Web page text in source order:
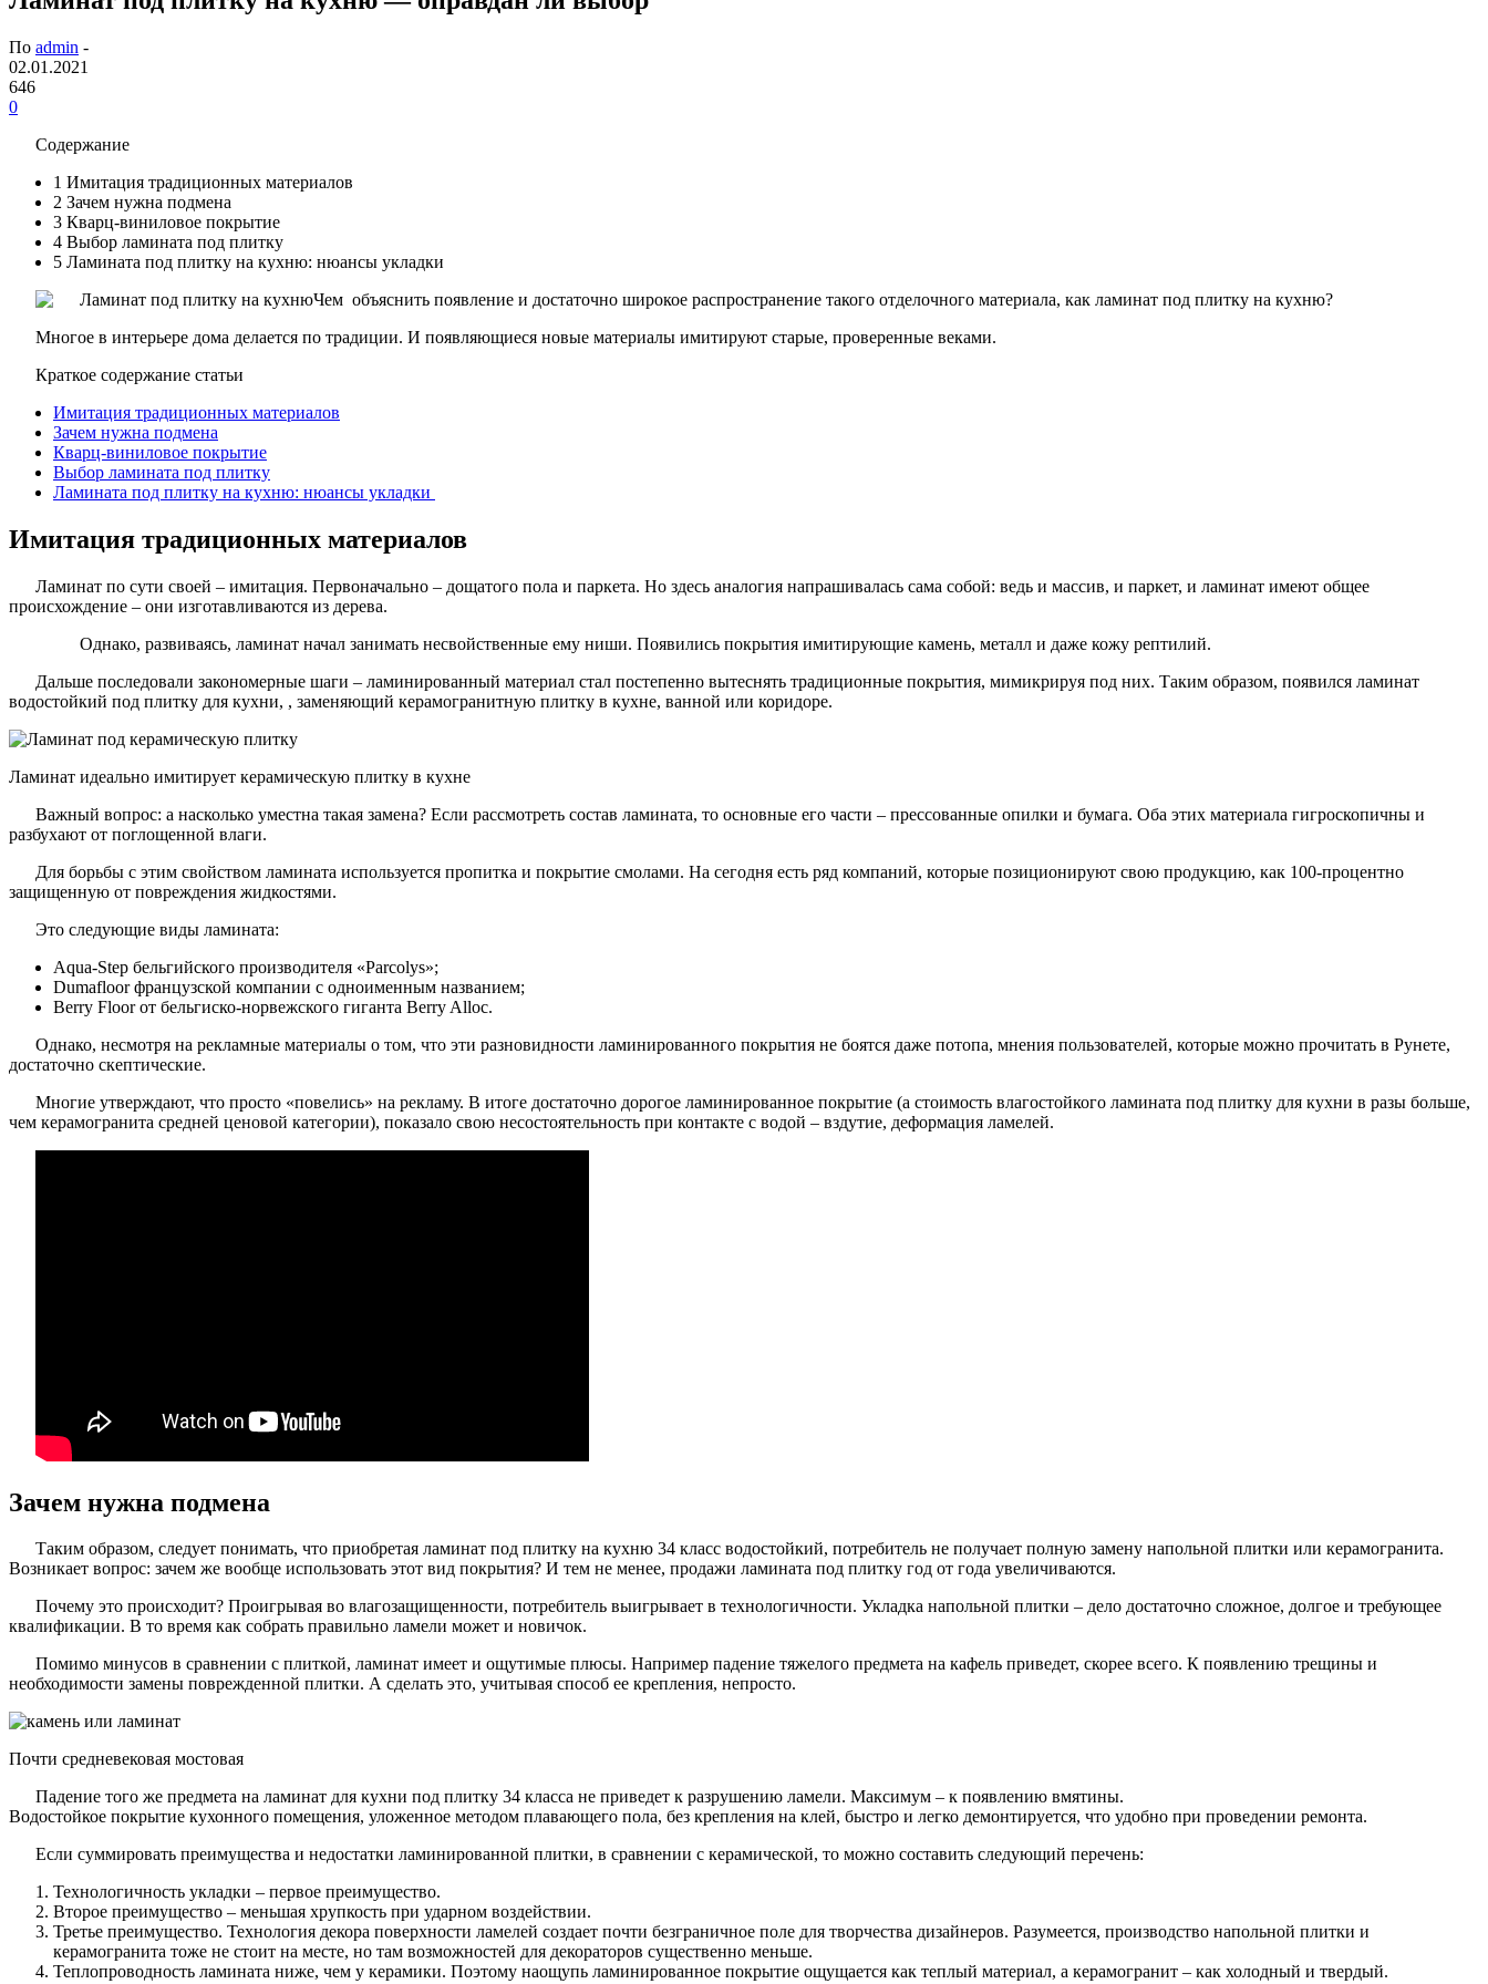
По admin -
02.01.2021
646
0
Содержание
1 Имитация традиционных материалов
2 Зачем нужна подмена
3 Кварц-виниловое покрытие
4 Выбор ламината под плитку
5 Ламината под плитку на кухню: нюансы укладки
Чем объяснить появление и достаточно широкое распространение такого отделочного материала, как ламинат под плитку на кухню?
Многое в интерьере дома делается по традиции. И появляющиеся новые материалы имитируют старые, проверенные веками.
Краткое содержание статьи
Имитация традиционных материалов
Зачем нужна подмена
Кварц-виниловое покрытие
Выбор ламината под плитку
Ламината под плитку на кухню: нюансы укладки
Имитация традиционных материалов
Ламинат по сути своей – имитация. Первоначально – дощатого пола и паркета. Но здесь аналогия напрашивалась сама собой: ведь и массив, и паркет, и ламинат имеют общее
происхождение – они изготавливаются из дерева.
Однако, развиваясь, ламинат начал занимать несвойственные ему ниши. Появились покрытия имитирующие камень, металл и даже кожу рептилий.
Дальше последовали закономерные шаги – ламинированный материал стал постепенно вытеснять традиционные покрытия, мимикрируя под них. Таким образом, появился ламинат
водостойкий под плитку для кухни, , заменяющий керамогранитную плитку в кухне, ванной или коридоре.
Ламинат идеально имитирует керамическую плитку в кухне
Важный вопрос: а насколько уместна такая замена? Если рассмотреть состав ламината, то основные его части – прессованные опилки и бумага. Оба этих материала гигроскопичны и
разбухают от поглощенной влаги.
Для борьбы с этим свойством ламината используется пропитка и покрытие смолами. На сегодня есть ряд компаний, которые позиционируют свою продукцию, как 100-процентно
защищенную от повреждения жидкостями.
Это следующие виды ламината:
Aqua-Step бельгийского производителя «Parcolys»;
Dumafloor французской компании с одноименным названием;
Berry Floor от бельгиско-норвежского гиганта Berry Alloc.
Однако, несмотря на рекламные материалы о том, что эти разновидности ламинированного покрытия не боятся даже потопа, мнения пользователей, которые можно прочитать в Рунете,
достаточно скептические.
Многие утверждают, что просто «повелись» на рекламу. В итоге достаточно дорогое ламинированное покрытие (а стоимость влагостойкого ламината под плитку для кухни в разы больше,
чем керамогранита средней ценовой категории), показало свою несостоятельность при контакте с водой – вздутие, деформация ламелей.
Зачем нужна подмена
Таким образом, следует понимать, что приобретая ламинат под плитку на кухню 34 класс водостойкий, потребитель не получает полную замену напольной плитки или керамогранита.
Возникает вопрос: зачем же вообще использовать этот вид покрытия? И тем не менее, продажи ламината под плитку год от года увеличиваются.
Почему это происходит? Проигрывая во влагозащищенности, потребитель выигрывает в технологичности. Укладка напольной плитки – дело достаточно сложное, долгое и требующее
квалификации. В то время как собрать правильно ламели может и новичок.
Помимо минусов в сравнении с плиткой, ламинат имеет и ощутимые плюсы. Например падение тяжелого предмета на кафель приведет, скорее всего. К появлению трещины и
необходимости замены поврежденной плитки. А сделать это, учитывая способ ее крепления, непросто.
Почти средневековая мостовая
Падение того же предмета на ламинат для кухни под плитку 34 класса не приведет к разрушению ламели. Максимум – к появлению вмятины.
Водостойкое покрытие кухонного помещения, уложенное методом плавающего пола, без крепления на клей, быстро и легко демонтируется, что удобно при проведении ремонта.
Если суммировать преимущества и недостатки ламинированной плитки, в сравнении с керамической, то можно составить следующий перечень:
Технологичность укладки – первое преимущество.
Второе преимущество – меньшая хрупкость при ударном воздействии.
Третье преимущество. Технология декора поверхности ламелей создает почти безграничное поле для творчества дизайнеров. Разумеется, производство напольной плитки и
керамогранита тоже не стоит на месте, но там возможностей для декораторов существенно меньше.
Теплопроводность ламината ниже, чем у керамики. Поэтому наощупь ламинированное покрытие ощущается как теплый материал, а керамогранит – как холодный и твердый.